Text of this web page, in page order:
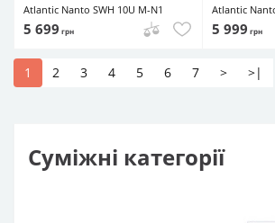
Atlantic Nanto SWH 10U M-N1
5 699 грн
Atlantic
5 999 грн
1 2 3 4 5 6 7 > >|
Суміжні категорії